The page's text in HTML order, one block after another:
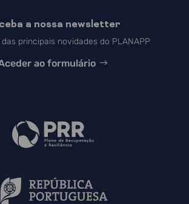
a nossa newsletter
principais novidades do PLANAPP
ao formulário